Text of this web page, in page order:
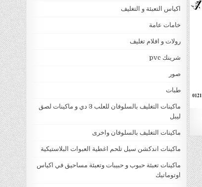
اكياس التعبئة و التغليف
خامات عامة
رولات و افلام تغليف
شرينك pvc
صور
طبات
ماكينات التغليف بالسلوفان للعلب 3 دي و ماكينات لصق
ليبل
ماكينات التغليف بالسلوفان واخرى
ماكينات اندكشن سيل تلحم اغطية العبوات البلاستيكية
ماكينات تعبئة حبوب و حبيبات وتعبئة مساحيق في اكياس
اوتوماتيك